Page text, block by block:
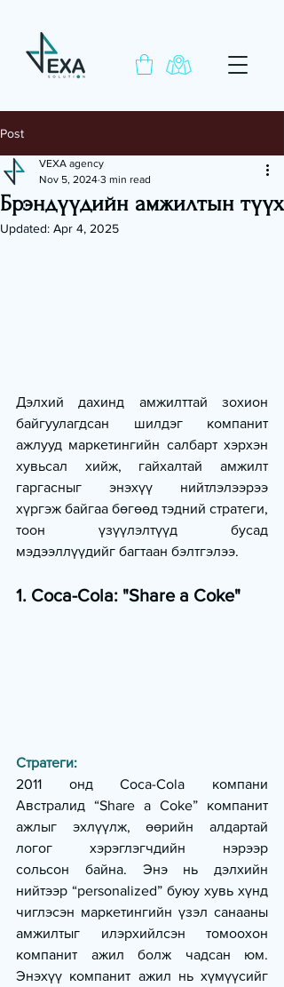
Post
Брэндүүдийн амжилтын түүх
VEXA agency
Nov 5, 2024 3 min read
Updated: Apr 4, 2025
Дэлхий дахинд амжилттай зохион
байгуулагдсан шилдэг компанит
ажлууд маркетингийн салбарт хэрхэн
хувьсал хийж, гайхалтай амжилт
гаргасныг энэхүү нийтлэлээрээ
хүргэж байгаа бөгөөд тэдний стратеги,
тоон үзүүлэлтүүд бусад
мэдээллүүдийг багтаан бэлтгэлээ.
1. Coca-Cola: "Share a Coke"
Стратеги:
2011 онд Coca-Cola компани
Австралид “Share a Coke” компанит
ажлыг эхлүүлж, өөрийн алдартай
логог хэрэглэгчдийн нэрээр
сольсон байна. Энэ нь дэлхийн
нийтээр “personalized” буюу хувь хүнд
чиглэсэн маркетингийн үзэл санааны
амжилтыг илэрхийлсэн томоохон
компанит ажил болж чадсан юм.
Энэхүү компанит ажил нь хүмүүсийг